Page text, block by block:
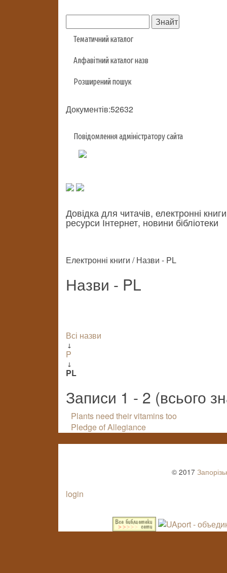
Тематичний каталог
Алфавітний каталог назв
Розширений пошук
Документів:52632
Повідомлення адміністратору сайта
Довідка для читачів, електронні
ресурси Інтернет, новини бібліотеки
Електронні книги / Назви - PL
Назви - PL
Всі назви
↓
P
↓
PL
Записи 1 - 2 (всього
Plants need their vitamins too
Pledge of Allegiance
© 2017
login